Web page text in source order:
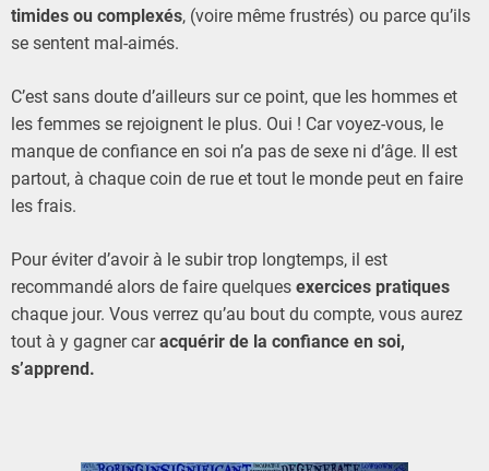
timides ou complexés, (voire même frustrés) ou parce qu’ils
se sentent mal-aimés.
C’est sans doute d’ailleurs sur ce point, que les hommes et
les femmes se rejoignent le plus. Oui ! Car voyez-vous, le
manque de confiance en soi n’a pas de sexe ni d’âge. Il est
partout, à chaque coin de rue et tout le monde peut en faire
les frais.
Pour éviter d’avoir à le subir trop longtemps, il est
recommandé alors de faire quelques exercices pratiques
chaque jour. Vous verrez qu’au bout du compte, vous aurez
tout à y gagner caracquérir de la confiance en soi,
s’apprend.